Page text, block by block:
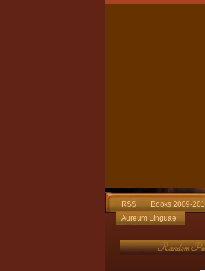
RSS Books 2009-
Aureum Linguae
Random